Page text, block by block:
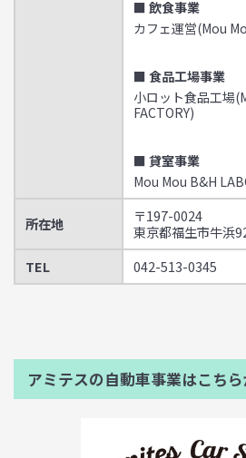
■ 飲食事業
カフェ運営(Mou
■ 食品工場事業
小ロット食品工場
FACTORY)
■ 貸室事業
Mou Mou B&H
所在地
〒197-0024
東京都福生市牛浜
TEL
042-513-0345
アミテスの自動車事業はこち